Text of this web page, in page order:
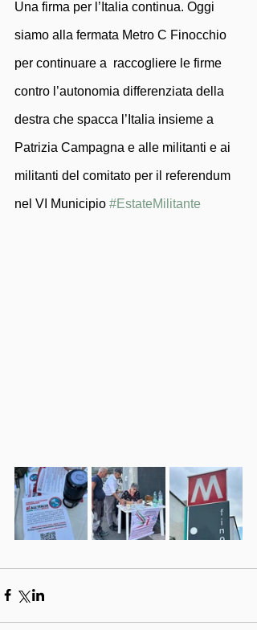
Una firma per l’Italia continua. Oggi
siamo alla fermata Metro C Finocchio
per continuare a  raccogliere le firme
contro l’autonomia differenziata della
destra che spacca l’Italia insieme a
Patrizia Campagna e alle militanti e ai
militanti del comitato per il referendum
nel VI Municipio #EstateMilitante